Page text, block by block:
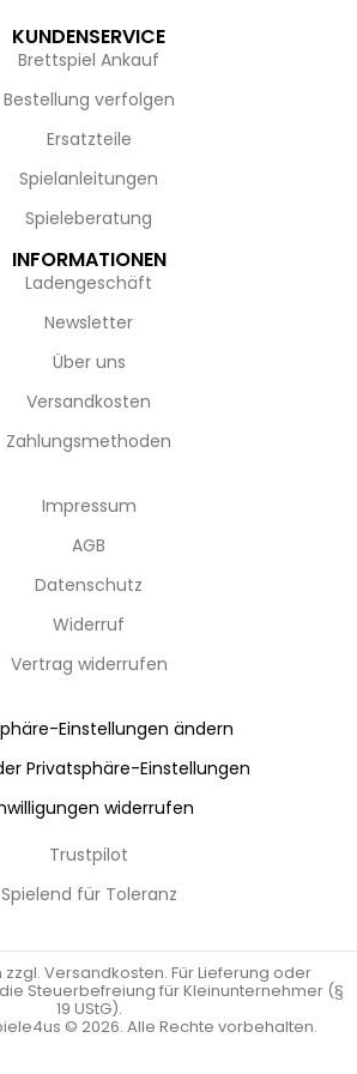
KUNDENSERVICE
Brettspiel Ankauf
Bestellung verfolgen
Ersatzteile
Spielanleitungen
Spieleberatung
INFORMATIONEN
Ladengeschäft
Newsletter
Über uns
Versandkosten
Zahlungsmethoden
Impressum
AGB
Datenschutz
Widerruf
Vertrag widerrufen
Einstellungen ändern
Privatsphäre-Einstellungen
widerrufen
Trustpilot
Spielend für Toleranz
Versandkosten. Für Lieferung oder
Steuerbefreiung für Kleinunternehmer (§
19 UStG).
© 2026. Alle Rechte vorbehalten.